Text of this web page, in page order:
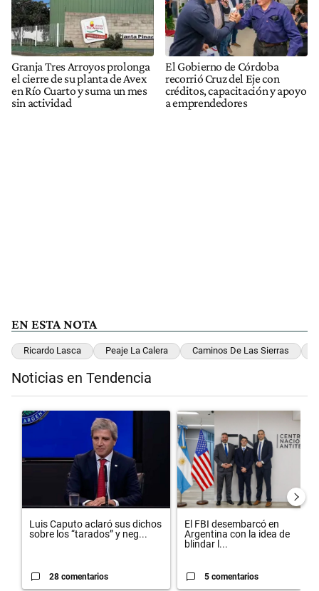
Granja Tres Arroyos prolonga
el cierre de su planta de Avex
en Río Cuarto y suma un mes
sin actividad
El Gobierno de Córdoba
recorrió Cruz del Eje con
créditos, capacitación y apoyo
a emprendedores
EN ESTA NOTA
Ricardo Lasca Peaje La Calera Caminos De Las Sierras
Noticias en Tendencia
Un artículo de tendencia con el título "Luis Caputo aclaró sus
Luis Caputo aclaró sus dichos
sobre los “tarados” y neg...
28 comentarios
Un artículo de tendencia con el
El FBI desembarcó en
Argentina con la idea de
blindar l...
5 comentarios